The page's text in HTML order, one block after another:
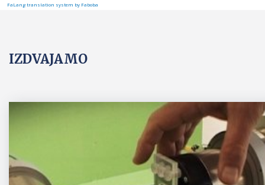
FaLang translation system by Faboba
IZDVAJAMO